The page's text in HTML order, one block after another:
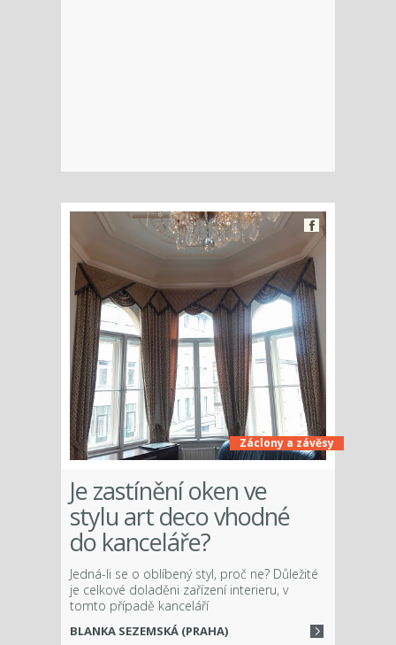
Záclony a závěsy
Je zastínění oken ve
stylu art deco vhodné
do kanceláře?
Jedná-li se o oblíbený styl, proč ne? Důležité
je celkové doladěni zařízení interieru, v
tomto případě kanceláří
BLANKA SEZEMSKÁ (PRAHA)